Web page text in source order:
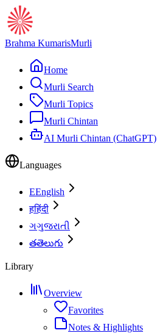
Brahma KumarisMurli
Home
Murli Search
Murli Topics
Murli Chintan
AI Murli Chintan (ChatGPT)
Languages
EEnglish
हहिंदी
ગગુજરાતી
తతెలుగు
Library
Overview
Favorites
Notes & Highlights